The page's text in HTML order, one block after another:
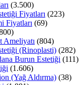
(3.500)
Fiyatları (223)
Fiyatları (69)
Ameliyatı (804)
(Rinoplasti) (282)
Burun Estetiği (111)
(1.606)
(Yağ Aldırma) (38)